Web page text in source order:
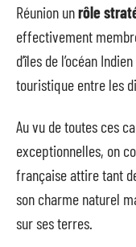
Réunion unrôle
effectivement
d’îles de l’océan
touristique entre les
Au vu de toutes ces
exceptionnelles, on
française attire tant
son charme naturel
sur ses terres.